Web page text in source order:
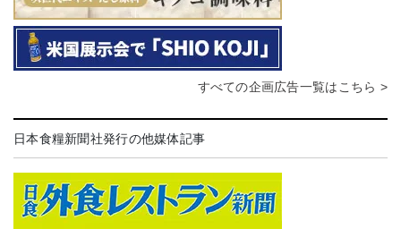
すべての企画広告一覧はこちら >
日本食糧新聞社発行の他媒体記事